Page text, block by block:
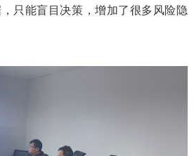
只能盲目决策，增加了很多风险隐